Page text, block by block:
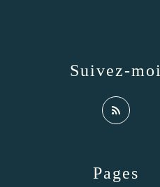
Pages
Suivez-moi